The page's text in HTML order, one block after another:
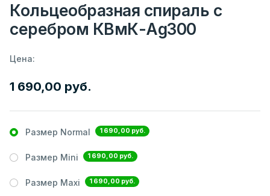
Кольцеобразная спираль с
серебром КВмК-Ag300
Цена:
1 690,00 руб.
Размер Normal 1 690,00 руб.
Размер Mini 1 690,00 руб.
Размер Maxi 1 690,00 руб.